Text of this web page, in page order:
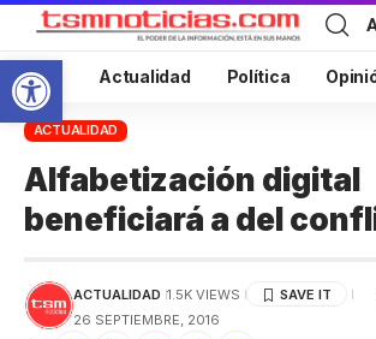
Abrir barra de herramientas
Inicio Actualidad Política
ACTUALIDAD
Alfabetización digital
beneficiará a del
ACTUALIDAD 1.5K VIEWS
26 SEPTIEMBRE, 2016